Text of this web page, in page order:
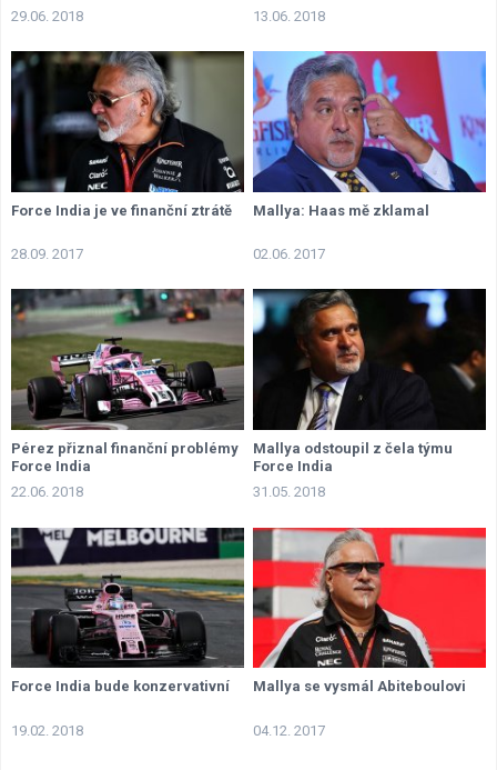
29.06. 2018
13.06. 2018
Force India je ve finanční ztrátě
28.09. 2017
Mallya: Haas mě zklamal
02.06. 2017
Pérez přiznal finanční problémy
Force India
22.06. 2018
Mallya odstoupil z čela týmu
Force India
31.05. 2018
Force India bude konzervativní
19.02. 2018
Mallya se vysmál Abiteboulovi
04.12. 2017